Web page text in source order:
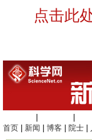
点击此
首页
新闻 博客 院士